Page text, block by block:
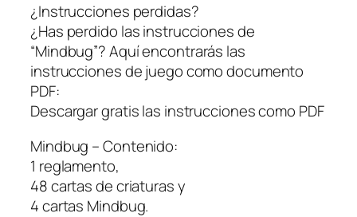
¿Instrucciones perdidas?
¿Has perdido las instrucciones de
“Mindbug”? Aquí encontrarás las
instrucciones de juego como documento
PDF:
Descargar gratis las instrucciones como PDF
Mindbug – Contenido:
1 reglamento,
48 cartas de criaturas y
4 cartas Mindbug.